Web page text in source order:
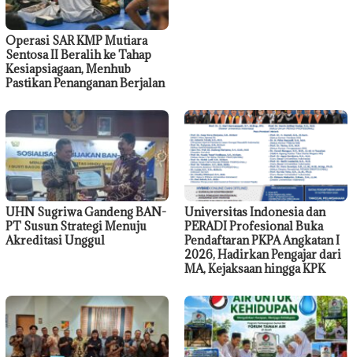
Operasi SAR KMP Mutiara
Sentosa II Beralih ke Tahap
Kesiapsiagaan, Menhub
Pastikan Penanganan Berjalan
UHN Sugriwa Gandeng BAN-
PT Susun Strategi Menuju
Akreditasi Unggul
Universitas Indonesia dan
PERADI Profesional Buka
Pendaftaran PKPA Angkatan I
2026, Hadirkan Pengajar dari
MA, Kejaksaan hingga KPK